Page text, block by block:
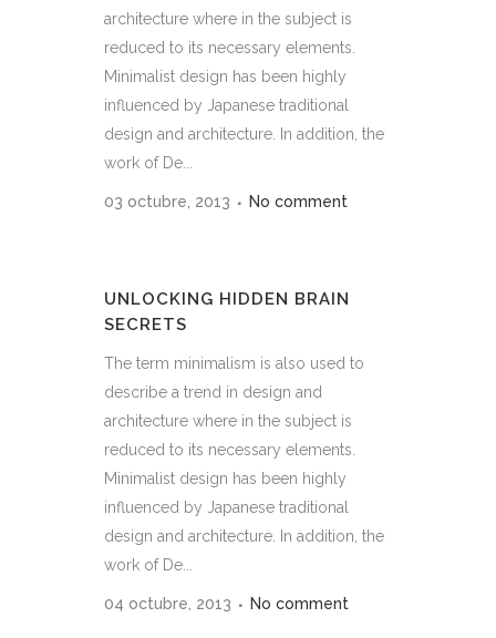
architecture where in the subject is
reduced to its necessary elements.
Minimalist design has been highly
influenced by Japanese traditional
design and architecture. In addition, the
work of De...
03 octubre, 2013 No comment
UNLOCKING HIDDEN BRAIN
SECRETS
The term minimalism is also used to
describe a trend in design and
architecture where in the subject is
reduced to its necessary elements.
Minimalist design has been highly
influenced by Japanese traditional
design and architecture. In addition, the
work of De...
04 octubre, 2013 No comment